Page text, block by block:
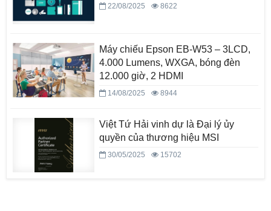
22/08/2025 8622
Máy chiếu Epson EB-W53 – 3LCD,
4.000 Lumens, WXGA, bóng đèn
12.000 giờ, 2 HDMI
14/08/2025 8944
Việt Tứ Hải vinh dự là Đại lý ủy
quyền của thương hiệu MSI
30/05/2025 15702